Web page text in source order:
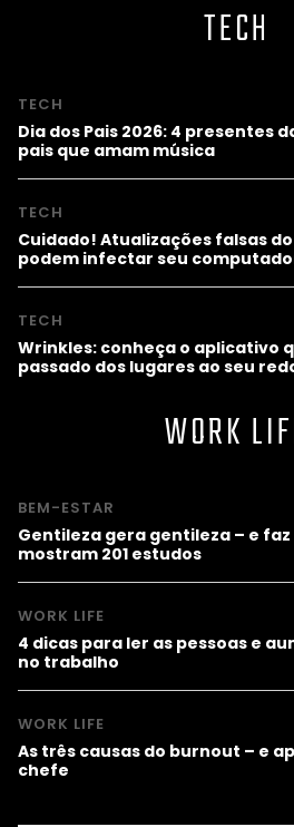
TECH
TECH
Dia dos Pais 2026: 4 presentes
pais que amam música
TECH
Cuidado! Atualizações falsas
podem infectar seu
TECH
Wrinkles: conheça o aplicativo
passado dos lugares ao seu
WORK
BEM-ESTAR
Gentileza gera gentileza – e
mostram 201 estudos
WORK LIFE
4 dicas para ler as pessoas e
no trabalho
WORK LIFE
As três causas do burnout – e
chefe